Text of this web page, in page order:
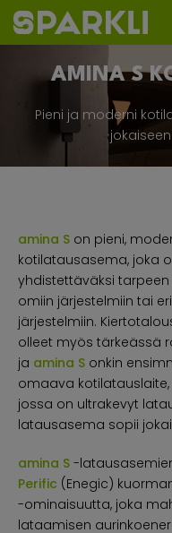
AMINA S
Pieni ja moderni
amina S on pieni,
kotilatausasema, joka
yhdistettäväksi
omiin järjestelmiin tai
järjestelmiin.
olleet myös tärkeässä
ja amina S onkin
omaava
jossa on ultrakevyt
latausasema sopii
amina S -
Perific (Enegic)
-ominaisuutta, joka
lataamisen